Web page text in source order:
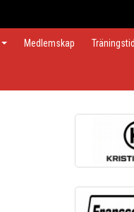
Medlemskap